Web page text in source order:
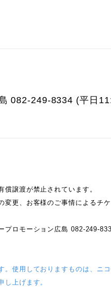
082-249-8334 (平日
譲渡が禁止されています。
更、お客様のご事情によるチ
プロモーション広島 082-249-
使用しておりますものは、ニ
し上げます。